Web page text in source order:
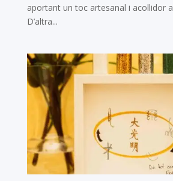
aportant un toc artesanal i acollidor
D’altra...